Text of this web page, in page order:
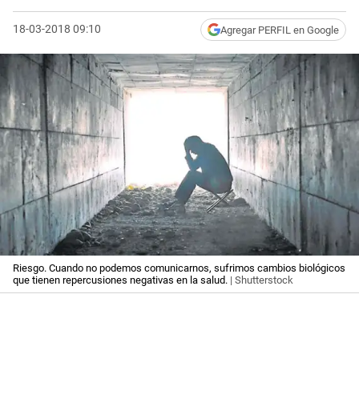
18-03-2018 09:10 Agregar PERFIL en Google
Riesgo. Cuando no podemos comunicarnos, sufrimos cambios biológicos
que tienen repercusiones negativas en la salud. | Shutterstock